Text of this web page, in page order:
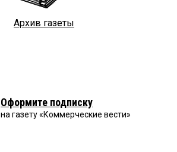
Архив газеты
Оформите подписку
на газету «Коммерческие вести»